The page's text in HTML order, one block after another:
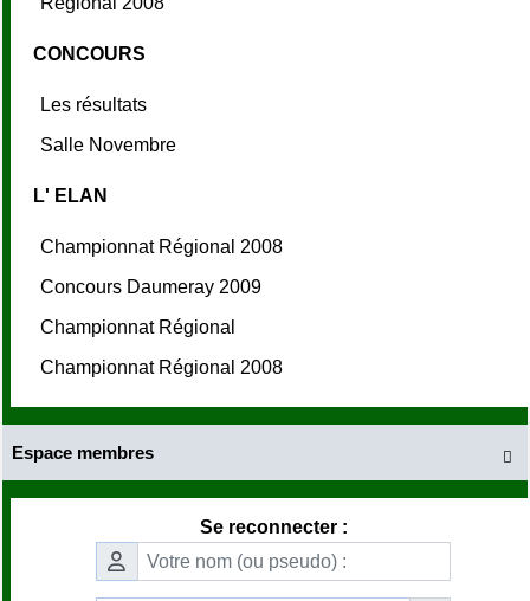
CONCOURS
Les résultats
Salle Novembre
L' ELAN
Championnat Régional 2008
Concours Daumeray 2009
Championnat Régional
Championnat Régional 2008

Espace membres
Se reconnecter :